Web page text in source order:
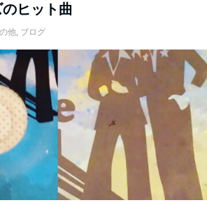
ヒット曲
他, ブログ